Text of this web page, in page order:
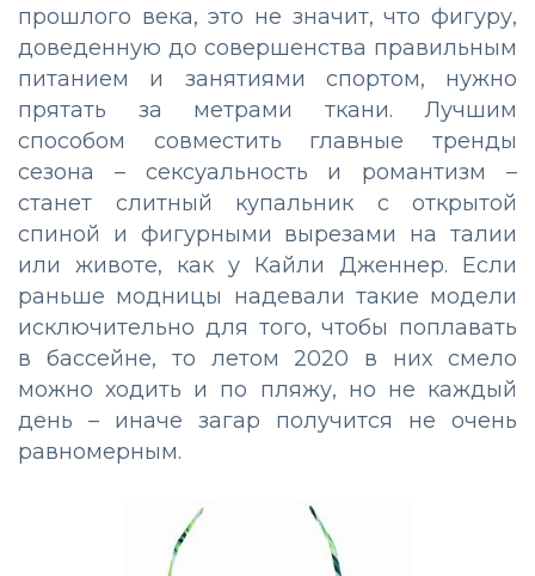
прошлого века, это не значит, что фигуру,
доведенную до совершенства правильным
питанием и занятиями спортом, нужно
прятать за метрами ткани. Лучшим
способом совместить главные тренды
сезона – сексуальность и романтизм –
станет слитный купальник с открытой
спиной и фигурными вырезами на талии
или животе, как у Кайли Дженнер. Если
раньше модницы надевали такие модели
исключительно для того, чтобы поплавать
в бассейне, то летом 2020 в них смело
можно ходить и по пляжу, но не каждый
день – иначе загар получится не очень
равномерным.